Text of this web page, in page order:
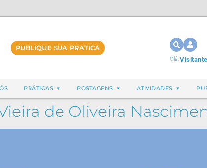
PUBLIQUE SUA PRATICA
Olá,Visitante
PRÁTICAS POSTAGENS ATIVIDADES
de Oliveira